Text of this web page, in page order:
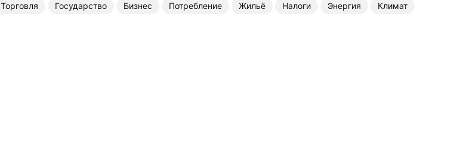
Торговля Государство Бизнес Потребление Жильё Налоги Энергия Климат